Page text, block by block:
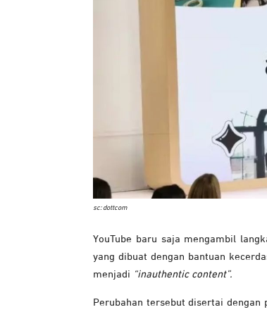
sc: dottcom
YouTube baru saja mengambil
yang dibuat dengan bantuan
menjadi “inauthentic content”.
Perubahan tersebut disertai dengan